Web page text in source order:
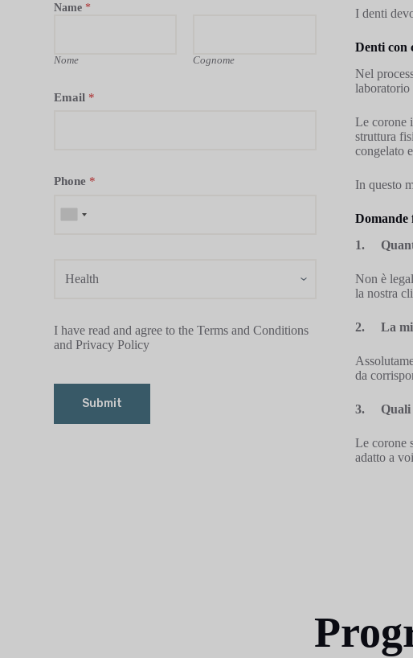
I denti
Denti con
Nel
laboratorio
Le corone
struttura
congelato
In questo
Domande
1.
Non è
la nostra
2.La
da
3. Quali
Le corone
adatto a
Name *
Nome Cognome
Email *
Phone *
I have read and agree to the Terms and Conditions
and Privacy Policy
Submit